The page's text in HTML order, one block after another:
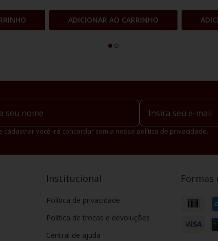
ADICIONAR AO CARRINHO
cadastrar você irá concordar com a nossa política de privacidade.
Institucional
Política de privacidade
Política de trocas e devoluções
Central de ajuda
Formas